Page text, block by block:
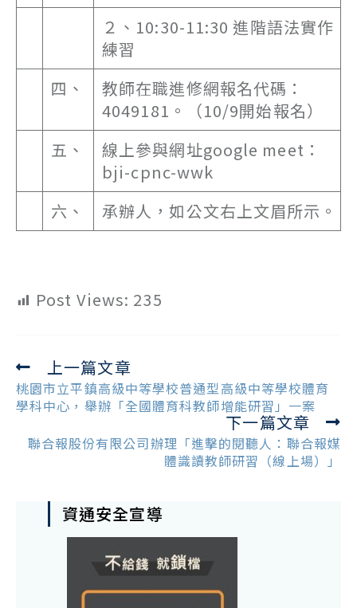
２、10:30-11:30 進階語法實作
練習
四、
教師在職進修網報名代碼：
4049181。（10/9開始報名）
五、
線上參與網址google meet：
bji-cpnc-wwk
六、
承辦人，如公文右上文眉所示。
Post Views: 235
Read
more
articles
上一篇文章
桃園市立平鎮高級中等學校普通型高級中等學校體育
學科中心，舉辦「全國體育科教師增能研習」一案
下一篇文章
聯合報股份有限公司辦理「進擊的閱聽人：聯合報媒
體識讀教師研習（線上場）」
資通安全宣導